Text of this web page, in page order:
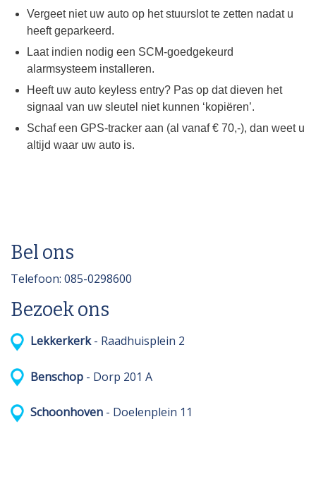
Vergeet niet uw auto op het stuurslot te zetten nadat u
heeft geparkeerd.
Laat indien nodig een SCM-goedgekeurd
alarmsysteem installeren.
Heeft uw auto keyless entry? Pas op dat dieven het
signaal van uw sleutel niet kunnen ‘kopiëren’.
Schaf een GPS-tracker aan (al vanaf € 70,-), dan weet u
altijd waar uw auto is.
Bel ons
Telefoon: 085-0298600
Bezoek ons
Lekkerkerk- Raadhuisplein 2
Benschop - Dorp 201 A
Schoonhoven - Doelenplein 11